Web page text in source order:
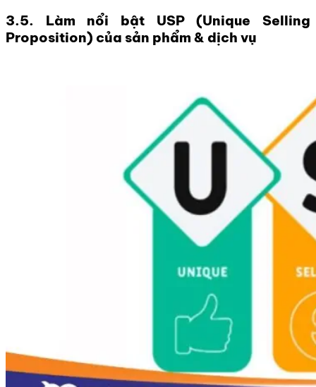
3.5. Làm nổi bật USP (Unique Selling
Proposition) của sản phẩm & dịch vụ